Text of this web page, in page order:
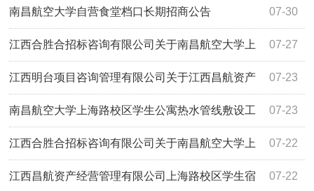
JXAL2026-F268)磋商比选成交结果公告
海路学生食堂二楼桌椅采购项目（项目编号
HSH2026ZJ061-D02）第二次谈判比选成交公告
07-30
南昌航空大学自营食堂档口长期招商公告
07-27
江西合胜合招标咨询有限公司关于南昌航空大学上
海路学生食堂二楼监控设备采购项目（项目编
号:HSH2026ZJ062-D02）第二次谈判比选成交公告
07-23
江西明台项目咨询管理有限公司关于江西昌航资产
经营管理有限公司上海路校区学生宿舍空调采购安装项目竞
争性磋商采购公告
07-23
南昌航空大学上海路校区学生公寓热水管线敷设工
程采购公示表 07-22
江西合胜合招标咨询有限公司关于南昌航空大学上
海路学生食堂二楼桌椅采购项目（项目编号 07-22
江西昌航资产经营管理有限公司上海路校区学生宿